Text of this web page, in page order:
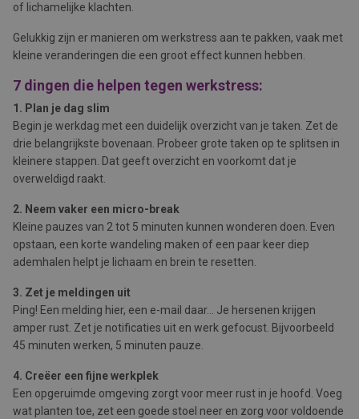
of lichamelijke klachten.
Gelukkig zijn er manieren om werkstress aan te pakken, vaak met
kleine veranderingen die een groot effect kunnen hebben.
7 dingen die helpen tegen werkstress:
1. Plan je dag slim
Begin je werkdag met een duidelijk overzicht van je taken. Zet de
drie belangrijkste bovenaan. Probeer grote taken op te splitsen in
kleinere stappen. Dat geeft overzicht en voorkomt dat je
overweldigd raakt.
2. Neem vaker een micro-break
Kleine pauzes van 2 tot 5 minuten kunnen wonderen doen. Even
opstaan, een korte wandeling maken of een paar keer diep
ademhalen helpt je lichaam en brein te resetten.
3. Zet je meldingen uit
Ping! Een melding hier, een e-mail daar… Je hersenen krijgen
amper rust. Zet je notificaties uit en werk gefocust. Bijvoorbeeld
45 minuten werken, 5 minuten pauze.
4. Creëer een fijne werkplek
Een opgeruimde omgeving zorgt voor meer rust in je hoofd. Voeg
wat planten toe, zet een goede stoel neer en zorg voor voldoende